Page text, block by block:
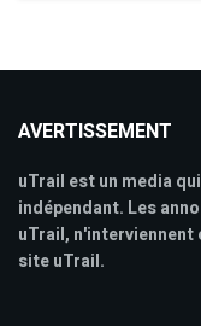
AVERTISSEMENT
uTrail est un media
indépendant. Les
uTrail, n'interviennent
site uTrail.